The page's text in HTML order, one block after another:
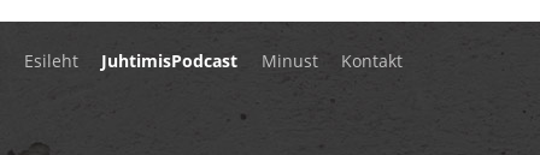
Esileht JuhtimisPodcast Minust Kontakt